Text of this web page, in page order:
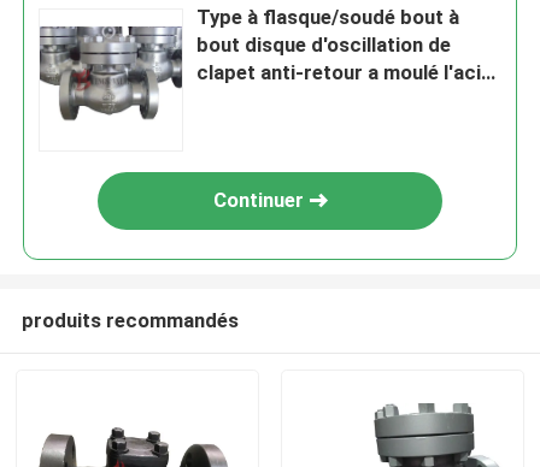
Type à flasque/soudé bout à
bout disque d'oscillation de
clapet anti-retour a moulé l'acier
Continuer
produits recommandés